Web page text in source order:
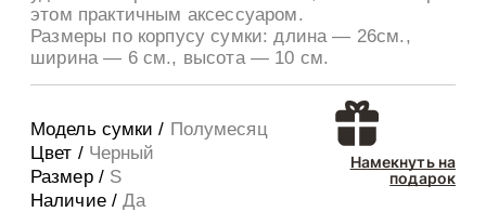
этом практичным аксессуаром.
Размеры по корпусу сумки: длина — 26см.,
ширина — 6 см., высота — 10 см.
Модель сумки / Полумесяц
Цвет / Черный
Размер / S
Наличие /Да
Намекнуть на
подарок